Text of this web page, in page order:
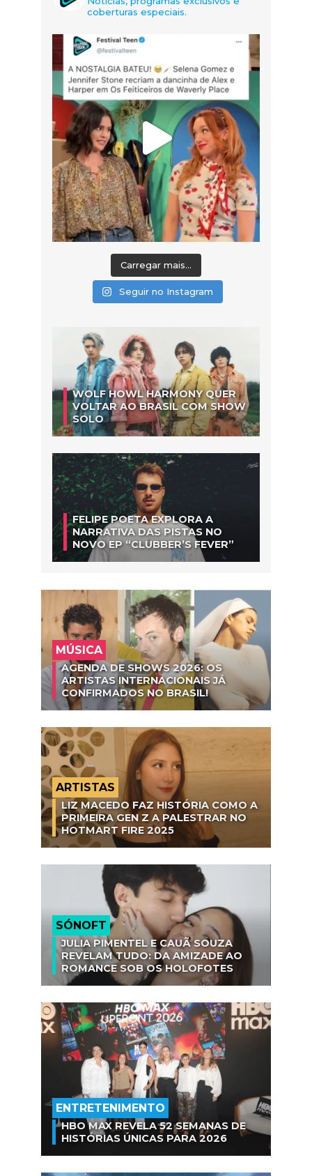
coberturas especiais.
Carregar mais...
Seguir no Instagram
WOLF HOWL HARMONY QUER
VOLTAR AO BRASIL COM SHOW
SOLO
FELIPE POETA EXPLORA A
NARRATIVA DAS PISTAS NO
NOVO EP “CLUBBER’S FEVER”
MÚSICA
AGENDA DE SHOWS 2026: OS
ARTISTAS INTERNACIONAIS JÁ
CONFIRMADOS NO BRASIL!
ARTISTAS
LIZ MACEDO FAZ HISTÓRIA COMO A
PRIMEIRA GEN Z A PALESTRAR NO
HOTMART FIRE 2025
SÓNOFT
JULIA PIMENTEL E CAUÃ SOUZA
REVELAM TUDO: DA AMIZADE AO
ROMANCE SOB OS HOLOFOTES
ENTRETENIMENTO
HBO MAX REVELA 52 SEMANAS DE
HISTÓRIAS ÚNICAS PARA 2026